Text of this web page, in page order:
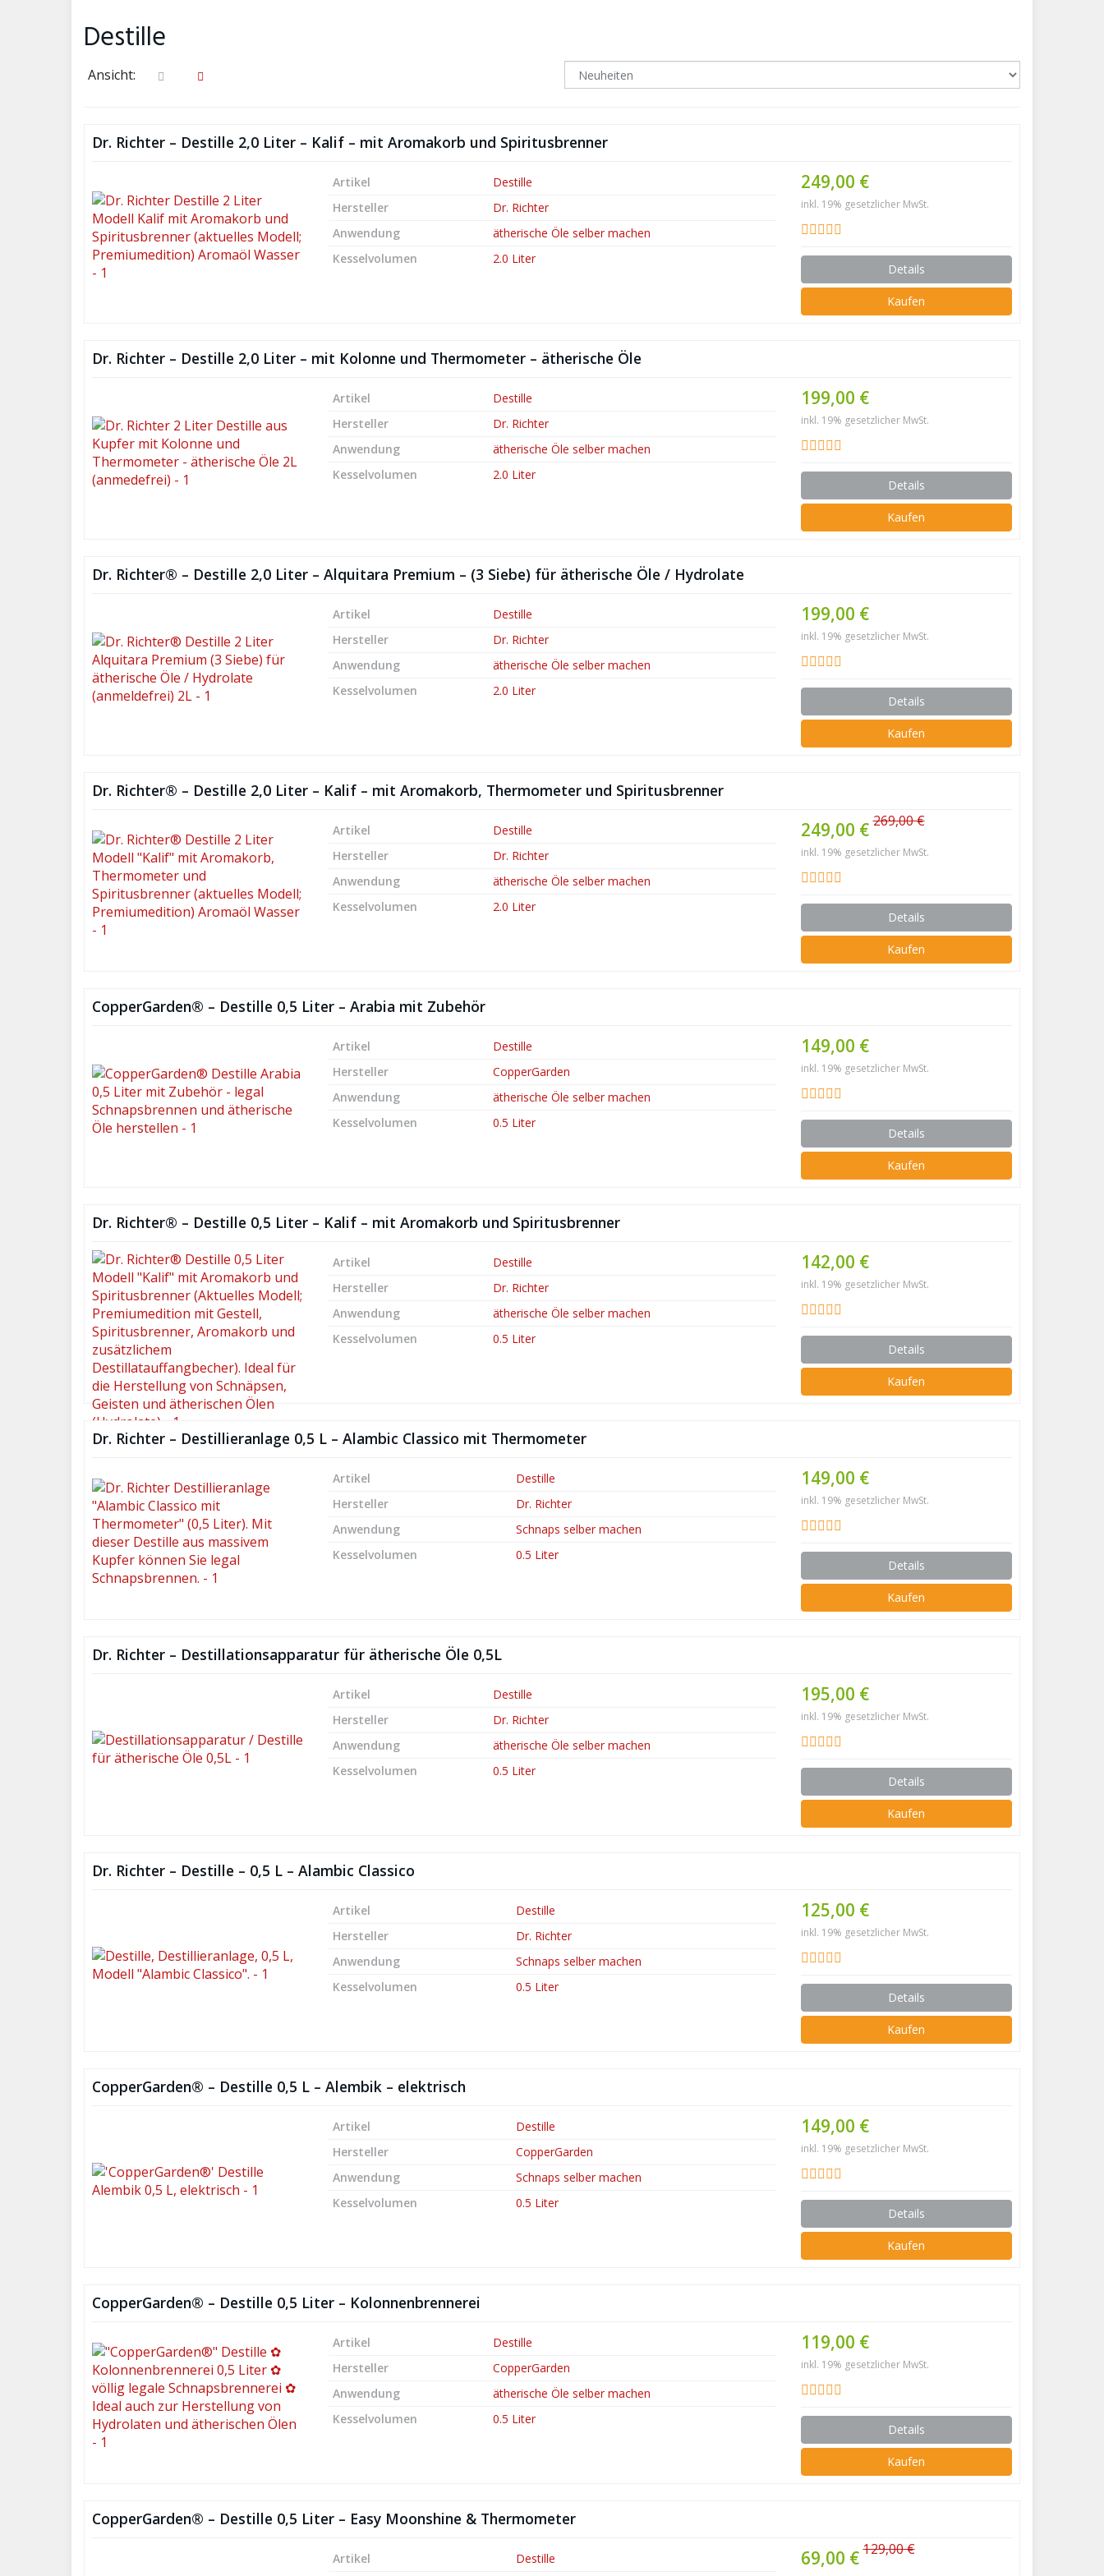
Destille
Ansicht:
Dr. Richter – Destille 2,0 Liter – Kalif – mit Aromakorb und Spiritusbrenner
249,00 €
inkl. 19% gesetzlicher MwSt.
Details
Kaufen
Artikel
Destille
Hersteller
Dr. Richter
Anwendung
ätherische Öle selber machen
Kesselvolumen
2.0 Liter
Dr. Richter – Destille 2,0 Liter – mit Kolonne und Thermometer – ätherische Öle
199,00 €
inkl. 19% gesetzlicher MwSt.
Details
Kaufen
Artikel
Destille
Hersteller
Dr. Richter
Anwendung
ätherische Öle selber machen
Kesselvolumen
2.0 Liter
Dr. Richter® – Destille 2,0 Liter – Alquitara Premium – (3 Siebe) für ätherische Öle / Hydrolate
199,00 €
inkl. 19% gesetzlicher MwSt.
Details
Kaufen
Artikel
Destille
Hersteller
Dr. Richter
Anwendung
ätherische Öle selber machen
Kesselvolumen
2.0 Liter
Dr. Richter® – Destille 2,0 Liter – Kalif – mit Aromakorb, Thermometer und Spiritusbrenner
249,00 €269,00 €
inkl. 19% gesetzlicher MwSt.
Details
Kaufen
Artikel
Destille
Hersteller
Dr. Richter
Anwendung
ätherische Öle selber machen
Kesselvolumen
2.0 Liter
CopperGarden® – Destille 0,5 Liter – Arabia mit Zubehör
149,00 €
inkl. 19% gesetzlicher MwSt.
Details
Kaufen
Artikel
Destille
Hersteller
CopperGarden
Anwendung
ätherische Öle selber machen
Kesselvolumen
0.5 Liter
Dr. Richter® – Destille 0,5 Liter – Kalif – mit Aromakorb und Spiritusbrenner
142,00 €
inkl. 19% gesetzlicher MwSt.
Details
Kaufen
Artikel
Destille
Hersteller
Dr. Richter
Anwendung
ätherische Öle selber machen
Kesselvolumen
0.5 Liter
Dr. Richter – Destillieranlage 0,5 L – Alambic Classico mit Thermometer
149,00 €
inkl. 19% gesetzlicher MwSt.
Details
Kaufen
Artikel
Destille
Hersteller
Dr. Richter
Anwendung
Schnaps selber machen
Kesselvolumen
0.5 Liter
Dr. Richter – Destillationsapparatur für ätherische Öle 0,5L
195,00 €
inkl. 19% gesetzlicher MwSt.
Details
Kaufen
Artikel
Destille
Hersteller
Dr. Richter
Anwendung
ätherische Öle selber machen
Kesselvolumen
0.5 Liter
Dr. Richter – Destille – 0,5 L – Alambic Classico
125,00 €
inkl. 19% gesetzlicher MwSt.
Details
Kaufen
Artikel
Destille
Hersteller
Dr. Richter
Anwendung
Schnaps selber machen
Kesselvolumen
0.5 Liter
CopperGarden® – Destille 0,5 L – Alembik – elektrisch
149,00 €
inkl. 19% gesetzlicher MwSt.
Details
Kaufen
Artikel
Destille
Hersteller
CopperGarden
Anwendung
Schnaps selber machen
Kesselvolumen
0.5 Liter
CopperGarden® – Destille 0,5 Liter – Kolonnenbrennerei
119,00 €
inkl. 19% gesetzlicher MwSt.
Details
Kaufen
Artikel
Destille
Hersteller
CopperGarden
Anwendung
ätherische Öle selber machen
Kesselvolumen
0.5 Liter
CopperGarden® – Destille 0,5 Liter – Easy Moonshine & Thermometer
69,00 €129,00 €
Artikel
Destille